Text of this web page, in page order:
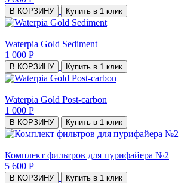
В КОРЗИНУ Купить в 1 клик
Waterpia Gold Sediment
1 000 Р
В КОРЗИНУ Купить в 1 клик
Waterpia Gold Post-carbon
1 000 Р
В КОРЗИНУ Купить в 1 клик
Комплект фильтров для пурифайера №2
5 600 Р
В КОРЗИНУ Купить в 1 клик